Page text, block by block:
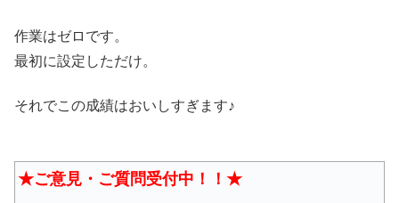
作業はゼロです。
最初に設定しただけ。
それでこの成績はおいしすぎます♪
★ご意見・ご質問受付中！！★